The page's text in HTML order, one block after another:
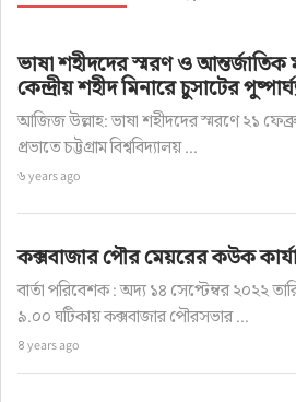
ভাষা শহীদদের স্মরণ ও আন্তর্জাতিক
কেন্দ্রীয় শহীদ মিনারে চুসাটের
আজিজ উল্লাহ: ভাষা শহীদদের স্মরণে ২১
প্রভাতে চট্টগ্রাম বিশ্ববিদ্যালয় ...
৬ years ago
কক্সবাজার পৌর মেয়রের কউক
বার্তা পরিবেশক : অদ্য ১৪ সেপ্টেম্বর ২০২২
৯.০০ ঘটিকায় কক্সবাজার পৌরসভার ...
৪ years ago